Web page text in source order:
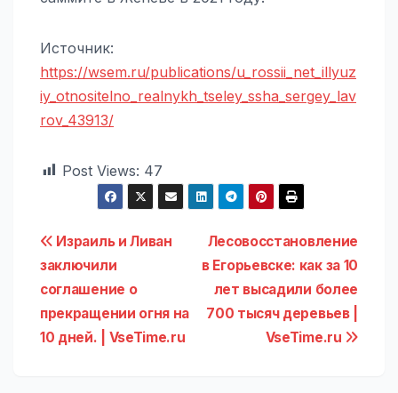
Источник:
https://wsem.ru/publications/u_rossii_net_illyuz
iy_otnositelno_realnykh_tseley_ssha_sergey_lav
rov_43913/
Post Views: 47
Навигация
по
записям
Лесовосстановление
в Егорьевске: как за 10
лет высадили более
700 тысяч деревьев |
VseTime.ru
Израиль и Ливан
заключили
соглашение о
прекращении огня на
10 дней. | VseTime.ru